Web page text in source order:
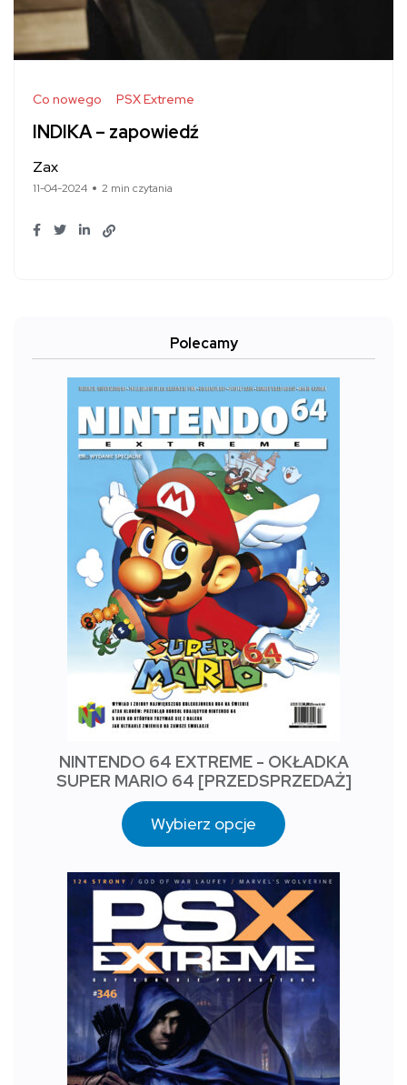
Co nowego PSX Extreme
INDIKA – zapowiedź
Zax
11-04-2024 2 min czytania
Polecamy
NINTENDO 64 EXTREME - OKŁADKA
SUPER MARIO 64 [PRZEDSPRZEDAŻ]
Wybierz opcje